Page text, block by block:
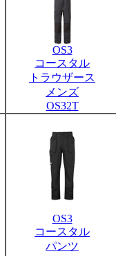
OS3
コースタル
トラウザース
メンズ
OS32T
OS3
コースタル
パンツ